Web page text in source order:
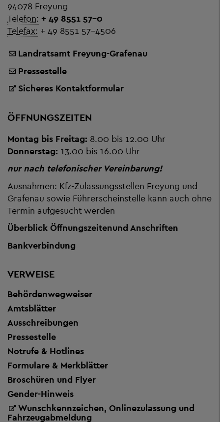
94078 Freyung
Telefon: + 49 8551 57-0
Telefax: + 49 8551 57-4506
Landratsamt Freyung-Grafenau
Pressestelle
Sicheres Kontaktformular
ÖFFNUNGSZEITEN
Montag bis Freitag: 8.00 bis 12.00 Uhr
Donnerstag: 13.00 bis 16.00 Uhr
nur nach telefonischer Vereinbarung!
Ausnahmen: Kfz-Zulassungsstellen Freyung und
Grafenau sowie Führerscheinstelle kann auch ohne
Termin aufgesucht werden
Überblick Öffnungszeitenund Anschriften
Bankverbindung
VERWEISE
Behördenwegweiser
Amtsblätter
Ausschreibungen
Pressestelle
Notrufe & Hotlines
Formulare & Merkblätter
Broschüren und Flyer
Gender-Hinweis
Wunschkennzeichen, Onlinezulassung und
Fahrzeugabmeldung